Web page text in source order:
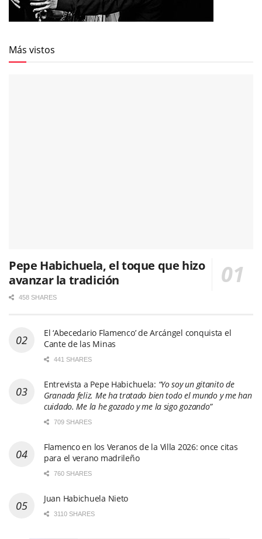
Más vistos
Pepe Habichuela, el toque que hizo
avanzar la tradición
458 SHARES
El ‘Abecedario Flamenco’ de Arcángel conquista el
Cante de las Minas
441 SHARES
Entrevista a Pepe Habichuela: “Yo soy un gitanito de
Granada feliz. Me ha tratado bien todo el mundo y me han
cuidado. Me la he gozado y me la sigo gozando”
709 SHARES
Flamenco en los Veranos de la Villa 2026: once citas
para el verano madrileño
760 SHARES
Juan Habichuela Nieto
3110 SHARES